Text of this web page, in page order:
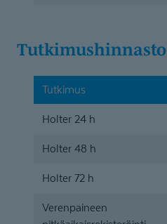
Tutkimushinnasto
Tutkimus
Holter 24 h
Holter 48 h
Holter 72 h
Verenpaineen